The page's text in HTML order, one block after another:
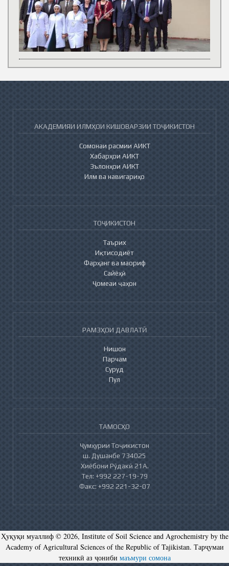
АКАДЕМИЯИ ИЛМҲОИ КИШОВАРЗИИ ТОҶИКИСТОН
Сомонаи расмии АИКТ
Хабарҳои АИКТ
Эълонҳои АИКТ
Илм ва навигариҳо
ТОҶИКИСТОН
Таърих
Иқтисодиёт
Фарҳанг ва маориф
Сайёҳӣ
Ҷомеаи ҷаҳон
РАМЗҲОИ ДАВЛАТӢ
Нишон
Парчам
Суруд
Пул
ТАМОСҲО
Ҷумҳурии Тоҷикистон
ш. Душанбе 734025
Хиёбони Рӯдакӣ 21А.
Тел: +992 227-19-79
Факс: +992 221-32-07
Ҳуқуқи муаллиф © 2026, Institute of Soil Science and Agrochemistry by the
Academy of Agricultural Sciences of the Republic of Tajikistan. Тарҷумаи
техникӣ аз ҷониби маъмури сомона